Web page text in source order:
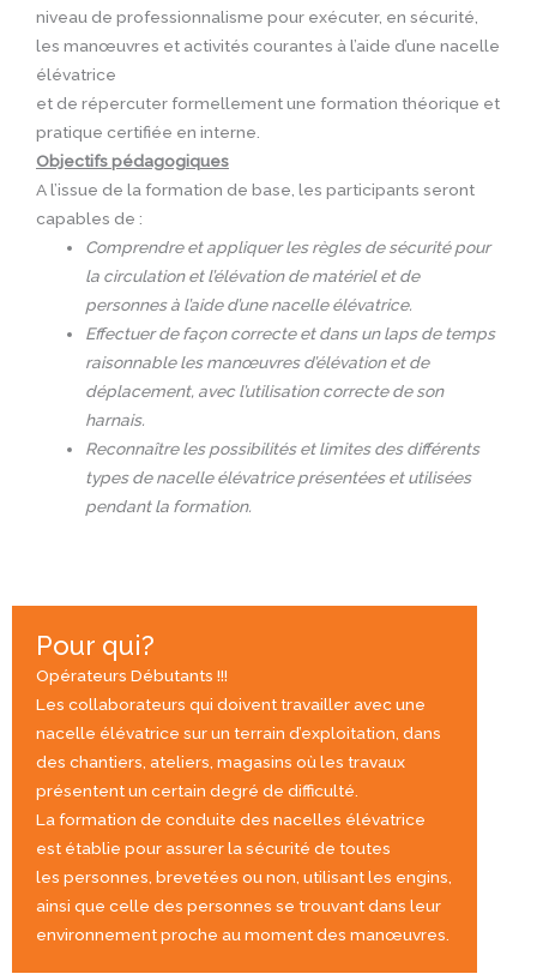
niveau de professionnalisme pour exécuter, en sécurité,
les manœuvres et activités courantes à l’aide d’une nacelle
élévatrice
et de répercuter formellement une formation théorique et
pratique certifiée en interne.
Objectifs pédagogiques
A l’issue de la formation de base, les participants seront
capables de :
Comprendre et appliquer les règles de sécurité pour
la circulation et l’élévation de matériel et de
personnes à l’aide d’une nacelle élévatrice.
Effectuer de façon correcte et dans un laps de temps
raisonnable les manœuvres d’élévation et de
déplacement, avec l’utilisation correcte de son
harnais.
Reconnaître les possibilités et limites des différents
types de nacelle élévatrice présentées et utilisées
pendant la formation.
Pour qui?
Opérateurs Débutants !!!
Les collaborateurs qui doivent travailler avec une
nacelle élévatrice sur un terrain d’exploitation, dans
des chantiers, ateliers, magasins où les travaux
présentent un certain degré de difficulté.
La formation de conduite des nacelles élévatrice
est établie pour assurer la sécurité de toutes
les personnes, brevetées ou non, utilisant les engins,
ainsi que celle des personnes se trouvant dans leur
environnement proche au moment des manœuvres.